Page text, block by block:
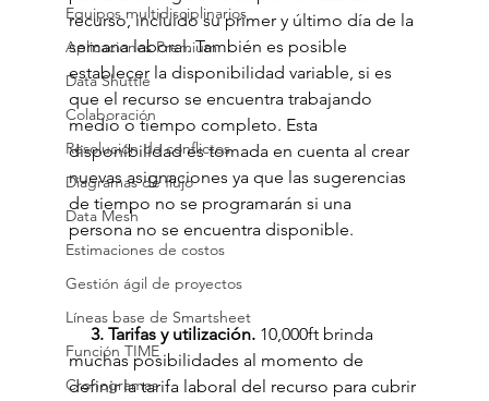
Equipos multidisciplinarios
Aplicaciones Premium
Data Shuttle
Colaboración
Resolución de conflictos
Diagramas de flujo
Data Mesh
Estimaciones de costos
Gestión ágil de proyectos
Líneas base de Smartsheet
Función TIME
Cronogramas
recurso, incluido su primer y último día de la
semana laboral. También es posible
establecer la disponibilidad variable, si es
que el recurso se encuentra trabajando
medio o tiempo completo. Esta
disponibilidad es tomada en cuenta al crear
nuevas asignaciones ya que las sugerencias
de tiempo no se programarán si una
persona no se encuentra disponible.
     3. Tarifas y utilización.
10,000ft brinda
muchas posibilidades al momento de
definir la tarifa laboral del recurso para cubrir